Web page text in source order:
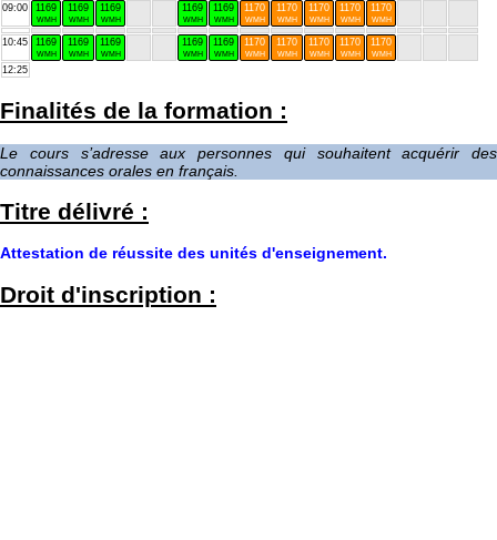
09:00
1169
WMH
1169
WMH
1169
WMH
1169
WMH
1169
WMH
1170
WMH
1170
WMH
1170
WMH
1170
WMH
1170
WMH
10:45 1169
WMH
1169
WMH
1169
WMH
1169
WMH
1169
WMH
1170
WMH
1170
WMH
1170
WMH
1170
WMH
1170
WMH
12:25
Finalités de la formation :
Le cours s’adresse aux personnes qui souhaitent acquérir des
connaissances orales en français.
Titre délivré :
Attestation de réussite des unités d'enseignement.
Droit d'inscription :